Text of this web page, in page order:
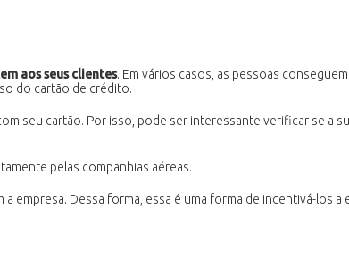
aos seus clientes. Em vários casos, as pessoas
do cartão de crédito.
seu cartão. Por isso, pode ser interessante verificar se a
pelas companhias aéreas.
empresa. Dessa forma, essa é uma forma de incentivá-los a